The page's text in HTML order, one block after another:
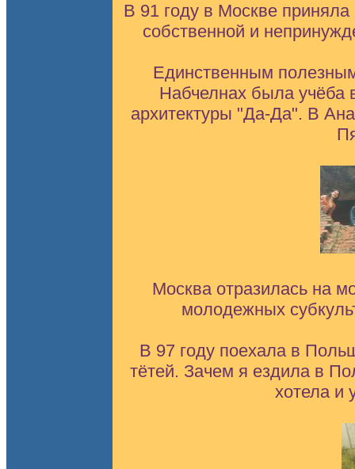
В 91 году в Москве
собственной и
Единственным
Набчелнах была учёба
архитектуры "Да-Да". В
Москва отразилась на
молодежных
В 97 году поехала в
тётей. Зачем я ездила в
хотела и